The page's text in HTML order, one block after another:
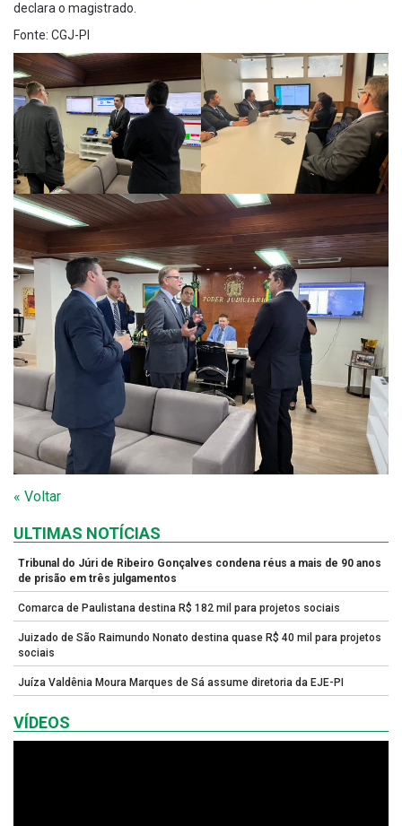
declara o magistrado.
Fonte: CGJ-PI
« Voltar
ULTIMAS NOTÍCIAS
Tribunal do Júri de Ribeiro Gonçalves condena réus a mais de 90 anos
de prisão em três julgamentos
Comarca de Paulistana destina R$ 182 mil para projetos sociais
Juizado de São Raimundo Nonato destina quase R$ 40 mil para projetos
sociais
Juíza Valdênia Moura Marques de Sá assume diretoria da EJE-PI
VÍDEOS